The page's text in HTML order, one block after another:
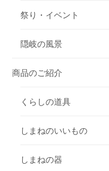
祭り・イベント
隠岐の風景
商品のご紹介
くらしの道具
しまねのいいもの
しまねの器